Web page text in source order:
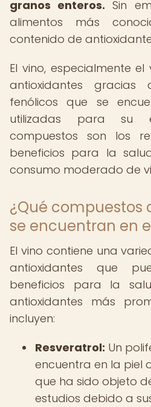
granos enteros. Sin
alimentos más
contenido de
El vino, especialmente
antioxidantes gracias
fenólicos que se
utilizadas para su
compuestos son los
beneficios para la
consumo moderado de
¿Qué compuestos
se encuentran en
El vino contiene una
antioxidantes que
beneficios para la
antioxidantes más
incluyen:
Resveratrol: Un
encuentra en la piel
que ha sido objeto
estudios debido a